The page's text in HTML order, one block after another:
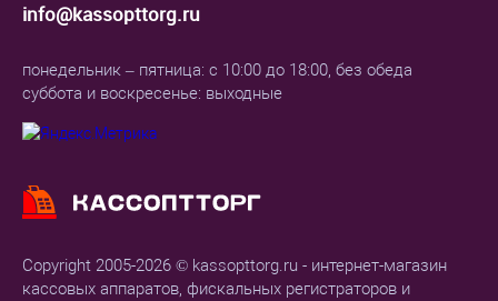
Copyright 2005-2026 © kassopttorg.ru - интернет-магазин
кассовых аппаратов, фискальных регистраторов и
info@kassopttorg.ru
понедельник – пятница: с 10:00 до 18:00, без обеда
суббота и воскресенье: выходные